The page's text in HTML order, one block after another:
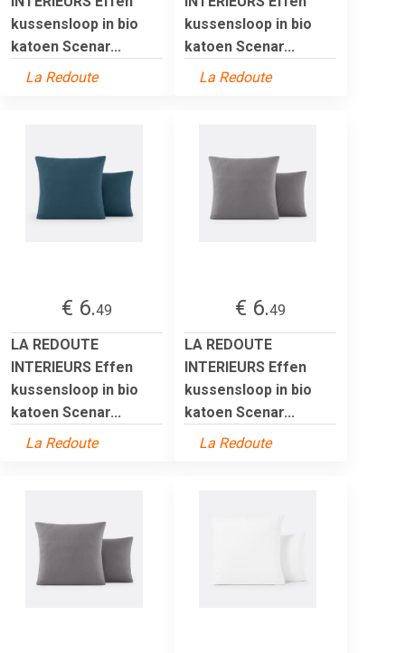
kussensloop in bio
katoen Scenar...
La Redoute
kussensloop in bio
katoen Scenar...
La Redoute
€ 6.49
LA REDOUTE
INTERIEURS Effen
kussensloop in bio
katoen Scenar...
La Redoute
€ 6.49
LA REDOUTE
INTERIEURS Effen
kussensloop in bio
katoen Scenar...
La Redoute